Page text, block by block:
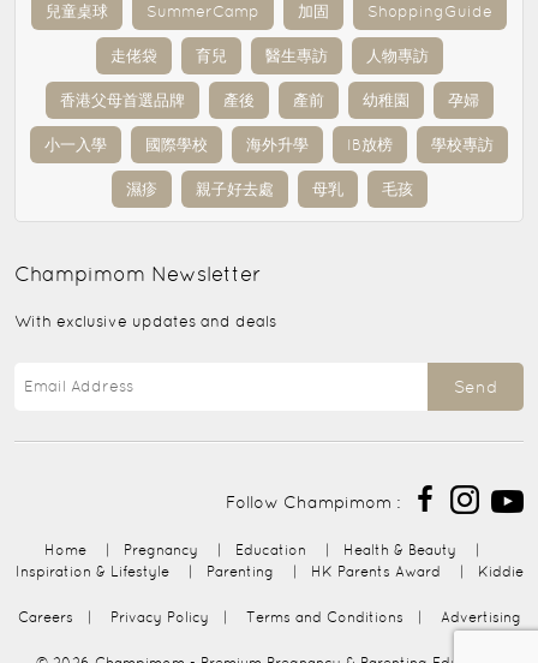
兒童桌球 SummerCamp 加固 ShoppingGuide
走佬袋 育兒 醫生專訪 人物專訪
香港父母首選品牌 產後 產前 幼稚園 孕婦
小一入學 國際學校 海外升學 IB放榜 學校專訪
濕疹 親子好去處 母乳 毛孩
Champimom Newsletter
With exclusive updates and deals
Send
Follow Champimom :
Home Pregnancy Education Health & Beauty
Inspiration & Lifestyle
Parenting HK Parents Award Kiddie
Careers Privacy Policy Terms and Conditions Advertising